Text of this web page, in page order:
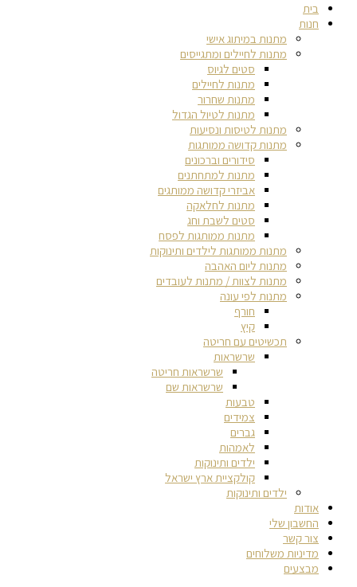
בית
חנות
מתנות במיתוג אישי
מתנות לחיילים ומתגייסים
סטים לגיוס
מתנות לחיילים
מתנות שחרור
מתנות לטיול הגדול
מתנות לטיסות ונסיעות
מתנות קדושה ממותגות
סידורים וברכונים
מתנות למתחתנים
אביזרי קדושה ממותגים
מתנות לחלאקה
סטים לשבת וחג
מתנות ממותגות לפסח
מתנות ממותגות לילדים ותינוקות
מתנות ליום האהבה
מתנות לצוות / מתנות לעובדים
מתנות לפי עונה
חורף
קיץ
תכשיטים עם חריטה
שרשראות
שרשראות חריטה
שרשראות שם
טבעות
צמידים
גברים
לאמהות
ילדים ותינוקות
קולקציית ארץ ישראל
ילדים ותינוקות
אודות
החשבון שלי
צור קשר
מדיניות משלוחים
מבצעים